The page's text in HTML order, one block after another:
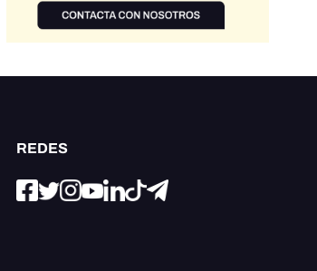
REDES